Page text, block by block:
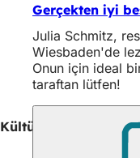
Gerçekten iyi
Julia Schmitz,
Wiesbaden'de
Onun için ideal
taraftan lütfen!
Kültür ve Tarih